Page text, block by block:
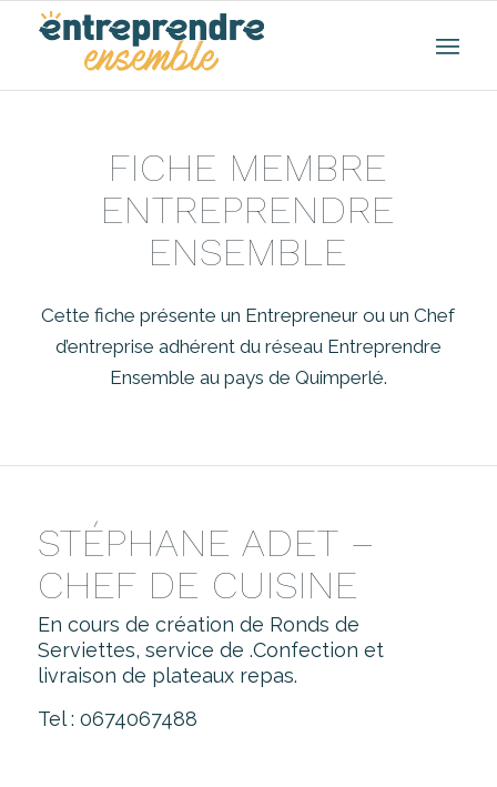
FICHE MEMBRE
ENTREPRENDRE
ENSEMBLE
Cette fiche présente un Entrepreneur ou un Chef
d’entreprise adhérent du réseau Entreprendre
Ensemble au pays de Quimperlé.
STÉPHANE ADET –
CHEF DE CUISINE
En cours de création de Ronds de
Serviettes, service de .Confection et
livraison de plateaux repas.
Tel : 0674067488